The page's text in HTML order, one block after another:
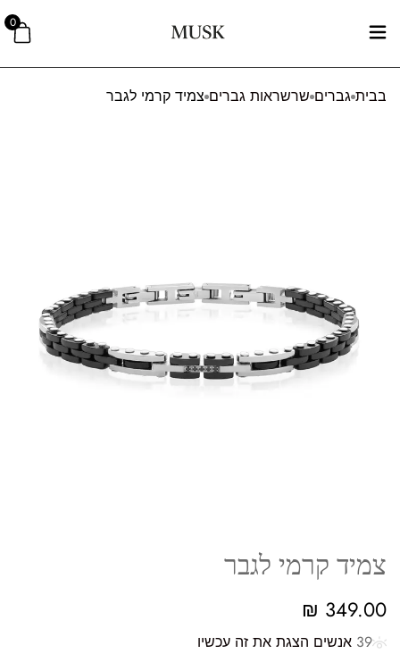
0
בבית גברים שרשראות גברים צמיד קרמי לגבר
צמיד קרמי לגבר
349.00
₪
39 אנשים הצגת את זה עכשיו